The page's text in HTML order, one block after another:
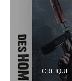
CRITIQUE